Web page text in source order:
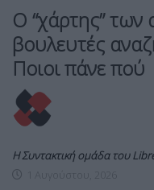
Ο “χάρτης”
βουλευτές
Ποιοι πάνε πού
Η Συντακτική ομάδα του